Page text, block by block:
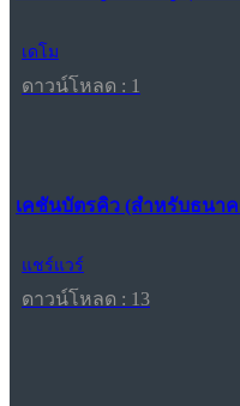
เดโม
ดาวน์โหลด : 1
เคชันบัตรคิว (สำหรับธนา
แชร์แวร์
ดาวน์โหลด : 13